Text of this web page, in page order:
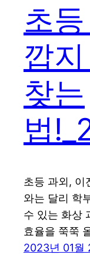
초
깝
찾는
법
초등 과외, 이
와는 달리 학
수 있는 화상
효율을 쭉쭉
2023년 01월